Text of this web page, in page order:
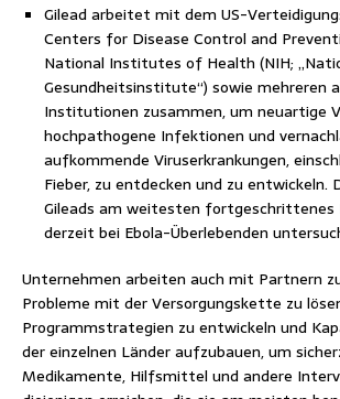
Gilead arbeitet mit dem US-
Centers for Disease Control and
National Institutes of Health (NIH;
Gesundheitsinstitute“) sowie mehreren
Institutionen zusammen, um neuartige
hochpathogene Infektionen und
aufkommende Viruserkrankungen,
Fieber, zu entdecken und zu entwickeln.
Gileads am weitesten fortgeschrittenes
derzeit bei Ebola-Überlebenden
Unternehmen arbeiten auch mit Partnern
Probleme mit der Versorgungskette zu
Programmstrategien zu entwickeln und
der einzelnen Länder aufzubauen, um
Medikamente, Hilfsmittel und andere